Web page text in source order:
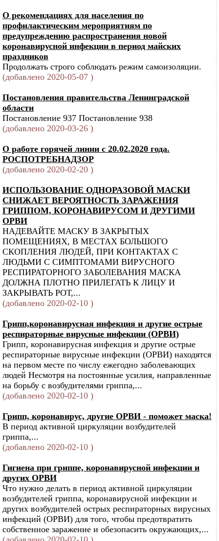
О рекомендациях для населения по
профилактическим мероприятиям по
предупреждению распространения новой
коронавирусной инфекции в период майских
праздников
Продолжать строго соблюдать режим самоизоляции.
(добавлено 2020-05-07 )
Постановления правительства Ленинградской
области
Постановление 937 Постановление 938
(добавлено 2020-03-26 )
О работе горячей линии с 20.02.2020 года.
РОСПОТРЕБНАДЗОР
(добавлено 2020-02-20 )
ИСПОЛЬЗОВАНИЕ ОДНОРАЗОВОЙ МАСКИ
СНИЖАЕТ ВЕРОЯТНОСТЬ ЗАРАЖЕНИЯ
ГРИППОМ, КОРОНАВИРУСОМ И ДРУГИМИ
ОРВИ
НАДЕВАЙТЕ МАСКУ В ЗАКРЫТЫХ
ПОМЕЩЕНИЯХ, В МЕСТАХ БОЛЬШОГО
СКОПЛЕНИЯ ЛЮДЕЙ, ПРИ КОНТАКТАХ С
ЛЮДЬМИ С СИМПТОМАМИ ВИРУСНОГО
РЕСПИРАТОРНОГО ЗАБОЛЕВАНИЯ МАСКА
ДОЛЖНА ПЛОТНО ПРИЛЕГАТЬ К ЛИЦУ И
ЗАКРЫВАТЬ РОТ,...
(добавлено 2020-02-10 )
Грипп,коронавирусная инфекция и другие острые
респираторные вирусные инфекции (ОРВИ)
Грипп, коронавирусная инфекция и другие острые
респираторные вирусные инфекции (ОРВИ) находятся
на первом месте по числу ежегодно заболевающих
людей Несмотря на постоянные усилия, направленные
на борьбу с возбудителями гриппа,...
(добавлено 2020-02-10 )
Грипп, коронавирус, другие ОРВИ - поможет маска!
В период активной циркуляции возбудителей
гриппа,...
(добавлено 2020-02-10 )
Гигиена при гриппе, коронавирусной инфекции и
других ОРВИ
Что нужно делать в период активной циркуляции
возбудителей гриппа, коронавирусной инфекции и
других возбудителей острых респираторных вирусных
инфекций (ОРВИ) для того, чтобы предотвратить
собственное заражение и обезопасить окружающих,...